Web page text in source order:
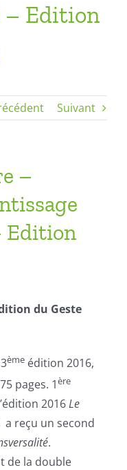
– Edition
Suivant
–
Edition
du Geste
ème édition 2016,
pages. 1ère
2016Le
a reçu un second
.
de la double